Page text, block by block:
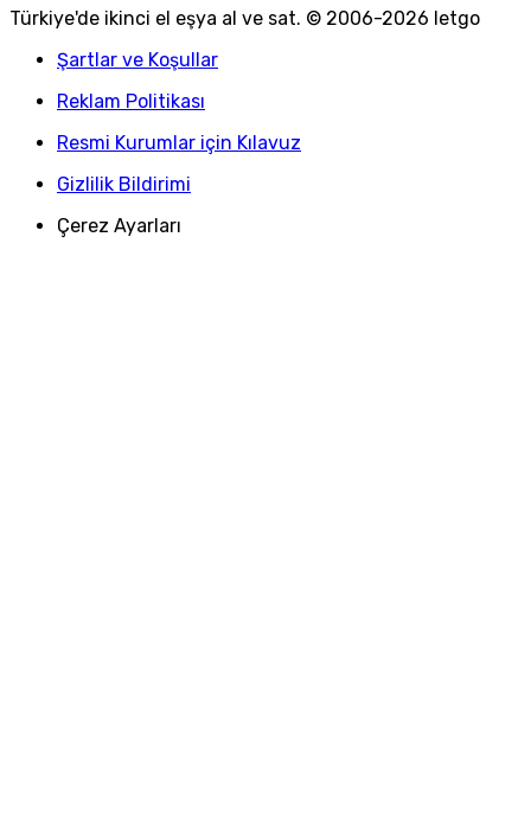
Türkiye'de ikinci el eşya al ve sat. © 2006-2026 letgo
Şartlar ve Koşullar
Reklam Politikası
Resmi Kurumlar için Kılavuz
Gizlilik Bildirimi
Çerez Ayarları